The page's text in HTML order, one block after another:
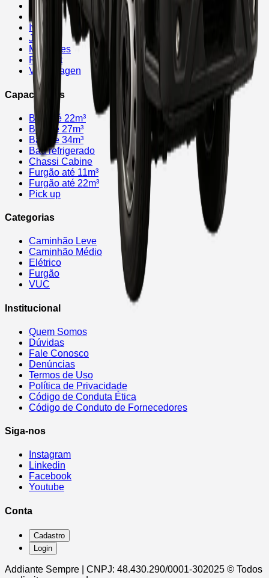
Arrow
Fever
Iveco
JAC
Mercedes
Renault
Volkswagen
Capacidades
Baú até 22m³
Baú de 27m³
Baú de 34m³
Baú refrigerado
Chassi Cabine
Furgão até 11m³
Furgão até 22m³
Pick up
Categorias
Caminhão Leve
Caminhão Médio
Elétrico
Furgão
VUC
Institucional
Quem Somos
Dúvidas
Fale Conosco
Denúncias
Termos de Uso
Política de Privacidade
Código de Conduta Ética
Código de Conduto de Fornecedores
Siga-nos
Instagram
Linkedin
Facebook
Youtube
Conta
Cadastro
Login
Addiante Sempre | CNPJ: 48.430.290/0001-302025 © Todos